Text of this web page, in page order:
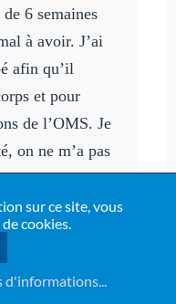
sur ce site, vous
cookies.
d'informations...
6 semaines
à avoir. J’ai
afin qu’il
et pour
de l’OMS. Je
on ne m’a pas
l’allaitement,
j’ai donc décidé
Les débuts ont
j’ai eu une
anesthésie